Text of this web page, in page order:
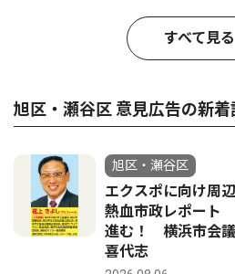
すべて見る
旭区・瀬谷区 意見広告の新着
旭区・瀬谷区
エクスポに向け周
熱血市政レポート
進む！ 横浜市会
喜代志